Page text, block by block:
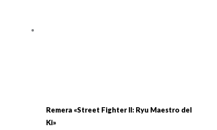
Remera «Street Fighter II: Ryu Maestro del
Ki»